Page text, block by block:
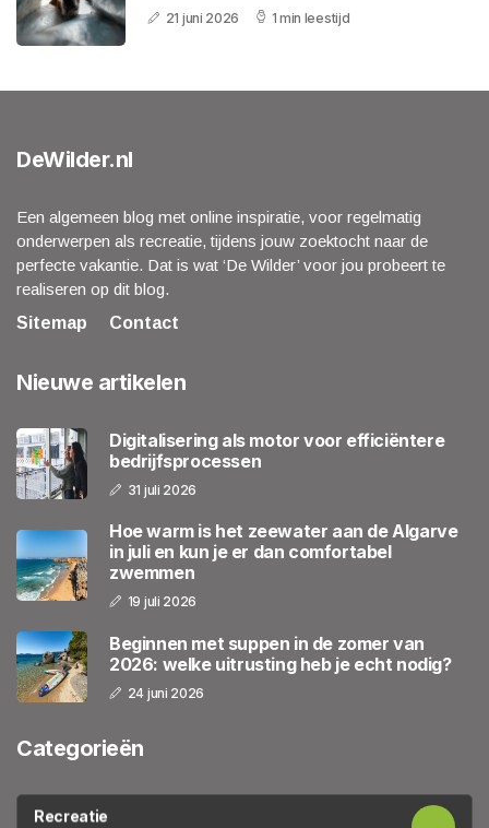
21 juni 2026 1 min leestijd
DeWilder.nl
Een algemeen blog met online inspiratie, voor regelmatig
onderwerpen als recreatie, tijdens jouw zoektocht naar de
perfecte vakantie. Dat is wat ‘De Wilder’ voor jou probeert te
realiseren op dit blog.
Sitemap
Contact
Nieuwe artikelen
Digitalisering als motor voor efficiëntere
bedrijfsprocessen
31 juli 2026
Hoe warm is het zeewater aan de Algarve
in juli en kun je er dan comfortabel
zwemmen
19 juli 2026
Beginnen met suppen in de zomer van
2026: welke uitrusting heb je echt nodig?
24 juni 2026
Categorieën
Recreatie